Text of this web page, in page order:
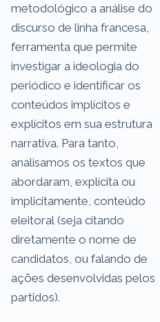
metodológico a análise do
discurso de linha francesa,
ferramenta que permite
investigar a ideologia do
periódico e identificar os
conteúdos implícitos e
explícitos em sua estrutura
narrativa. Para tanto,
analisamos os textos que
abordaram, explícita ou
implicitamente, conteúdo
eleitoral (seja citando
diretamente o nome de
candidatos, ou falando de
ações desenvolvidas pelos
partidos).